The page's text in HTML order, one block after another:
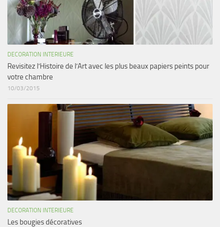
DECORATION INTERIEURE
Revisitez l’Histoire de l’Art avec les plus beaux papiers peints pour
votre chambre
10/03/2015
DECORATION INTERIEURE
Les bougies décoratives